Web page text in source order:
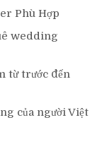
Phù Hợp
wedding
từ trước đến
của người Việt